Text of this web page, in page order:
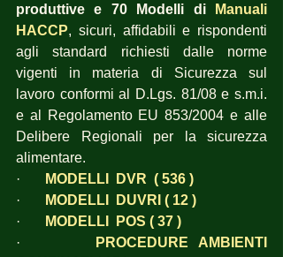
produttive e 70 Modelli di
Manuali
HACCP, sicuri, affidabili e rispondenti
agli standard richiesti dalle norme
vigenti in materia di Sicurezza sul
lavoro conformi al D.Lgs. 81/08 e s.m.i.
e al Regolamento EU 853/2004 e alle
Delibere Regionali per la sicurezza
alimentare.
·
MODELLI  DVR  ( 536 )
·
MODELLI  DUVRI ( 12 )
·
MODELLI  POS ( 37 )
·
PROCEDURE AMBIENTI